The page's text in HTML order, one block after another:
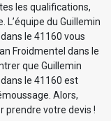
les qualifications,
du Guillemin
le 41160 vous
Froidmentel dans le
que Guillemin
le 41160 est
Alors,
prendre votre devis !